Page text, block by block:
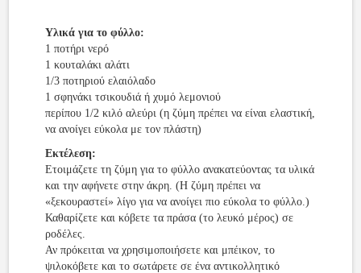
Υλικά για το φύλλο:
1 ποτήρι νερό
1 κουταλάκι αλάτι
1/3 ποτηριού ελαιόλαδο
1 σφηνάκι τσικουδιά ή χυμό λεμονιού
περίπου 1/2 κιλό αλεύρι (η ζύμη πρέπει να είναι ελαστική,
να ανοίγει εύκολα με τον πλάστη)
Εκτέλεση:
Ετοιμάζετε τη ζύμη για το φύλλο ανακατεύοντας τα υλικά
και την αφήνετε στην άκρη. (Η ζύμη πρέπει να
«ξεκουραστεί» λίγο για να ανοίγει πιο εύκολα το φύλλο.)
Καθαρίζετε και κόβετε τα πράσα (το λευκό μέρος) σε
ροδέλες.
Αν πρόκειται να χρησιμοποιήσετε και μπέικον, το
ψιλοκόβετε και το σωτάρετε σε ένα αντικολλητικό